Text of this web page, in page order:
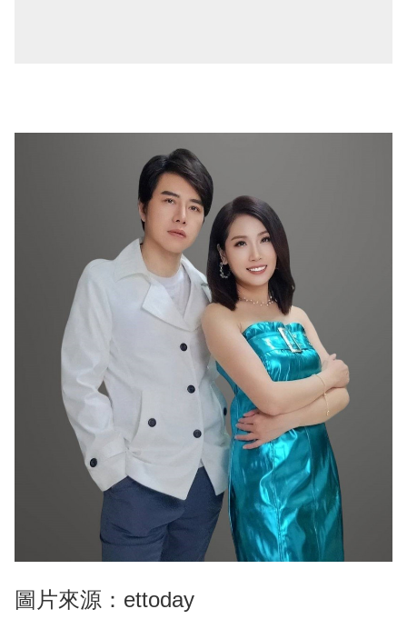
圖片來源：ettoday